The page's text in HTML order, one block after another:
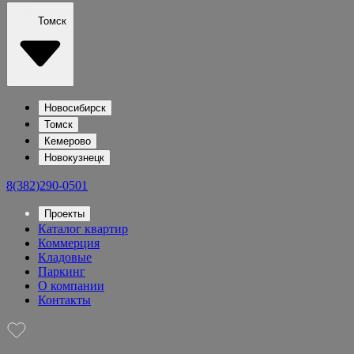
Томск
Новосибирск
Томск
Кемерово
Новокузнецк
8(382)290-0501
Проекты
Каталог квартир
Коммерция
Кладовые
Паркинг
О компании
Контакты